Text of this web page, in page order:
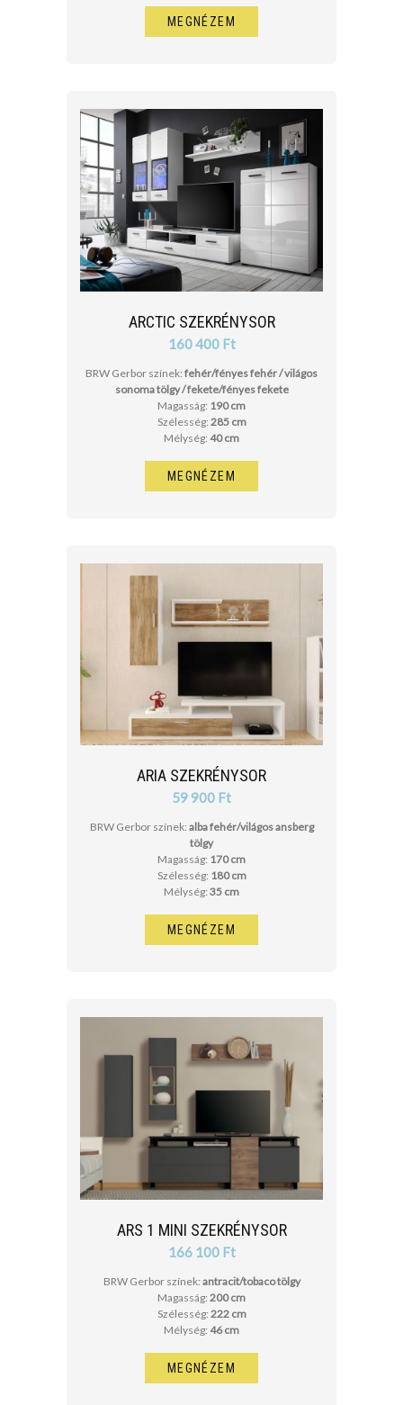
MEGNÉZEM
ARCTIC SZEKRÉNYSOR
160 400 Ft
BRW Gerbor színek: fehér/fényes fehér / világos
sonoma tölgy / fekete/fényes fekete
Magasság: 190 cm
Szélesség: 285 cm
Mélység: 40 cm
MEGNÉZEM
ARIA SZEKRÉNYSOR
59 900 Ft
BRW Gerbor színek: alba fehér/világos ansberg
tölgy
Magasság: 170 cm
Szélesség: 180 cm
Mélység: 35 cm
MEGNÉZEM
ARS 1 MINI SZEKRÉNYSOR
166 100 Ft
BRW Gerbor színek: antracit/tobaco tölgy
Magasság: 200 cm
Szélesség: 222 cm
Mélység: 46 cm
MEGNÉZEM